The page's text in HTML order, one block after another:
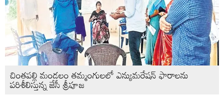
చింతపల్లి మండలం తమ్మంగులలో ఎన్యుమరేషన్‌ ఫారాలను
పరిశీలిస్తున్న జేసీ శ్రీపూజ